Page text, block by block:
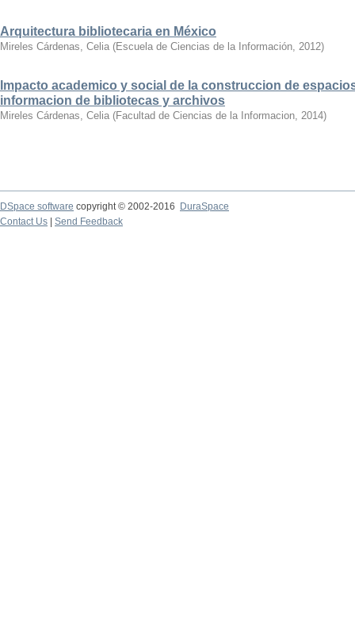
Arquitectura bibliotecaria en México
Mireles Cárdenas, Celia (Escuela de Ciencias de la Información, 2012)
Impacto academico y social de la construccion de
informacion de bibliotecas y archivos
Mireles Cárdenas, Celia (Facultad de Ciencias de la Informacion, 2014)
DSpace software copyright © 2002-2016
DuraSpace
Contact Us
Send Feedback